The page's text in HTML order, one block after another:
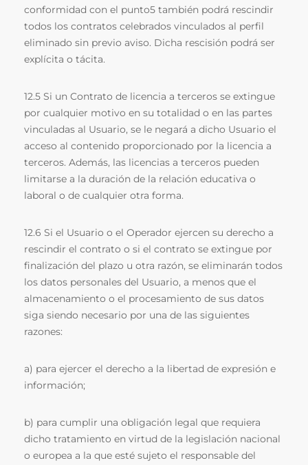
conformidad con el punto5 también podrá rescindir
todos los contratos celebrados vinculados al perfil
eliminado sin previo aviso. Dicha rescisión podrá ser
explícita o tácita.
12.5 Si un Contrato de licencia a terceros se extingue
por cualquier motivo en su totalidad o en las partes
vinculadas al Usuario, se le negará a dicho Usuario el
acceso al contenido proporcionado por la licencia a
terceros. Además, las licencias a terceros pueden
limitarse a la duración de la relación educativa o
laboral o de cualquier otra forma.
12.6 Si el Usuario o el Operador ejercen su derecho a
rescindir el contrato o si el contrato se extingue por
finalización del plazo u otra razón, se eliminarán todos
los datos personales del Usuario, a menos que el
almacenamiento o el procesamiento de sus datos
siga siendo necesario por una de las siguientes
razones:
a) para ejercer el derecho a la libertad de expresión e
información;
b) para cumplir una obligación legal que requiera
dicho tratamiento en virtud de la legislación nacional
o europea a la que esté sujeto el responsable del